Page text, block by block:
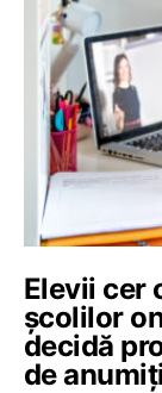
Elevii cer
școlilor
decidă
de